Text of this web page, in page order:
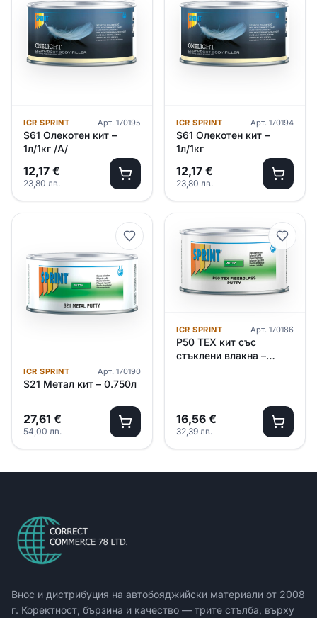
ICR SPRINT Арт. 170195
S61 Олекотен кит –
1л/1кг /А/
12,17 €
23,80 лв.
ICR SPRINT Арт. 170194
S61 Олекотен кит –
1л/1кг
12,17 €
23,80 лв.
ICR SPRINT Арт. 170190
S21 Метал кит – 0.750л
27,61 €
54,00 лв.
ICR SPRINT Арт. 170186
P50 TEX кит със
стъклени влакна –
16,56 €
32,39 лв.
Внос и дистрибуция на автобояджийски материали от 2008
г. Коректност, бързина и качество — трите стълба, върху